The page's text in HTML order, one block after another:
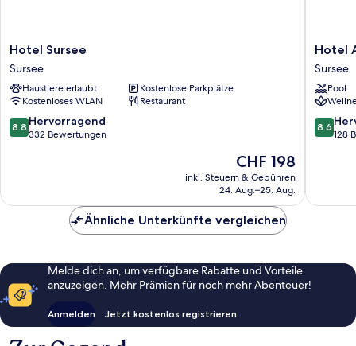
Hotel
Sursee
Sursee
Hotel Sursee
Sursee
Haustiere erlaubt
Kostenlose Parkplätze
Kostenloses WLAN
Restaurant
8.8
von
8.8 Hervorragend
332 Bewertungen
Der
Preis
beträgt
CHF 198
inkl. Steuern & Gebühren
24. Aug.–25. Aug.
Hotel
Aquafit
Sursee
Hotel
Sursee
Pool
8.6
von
8.6
128
Ähnliche Unterkünfte vergleichen
Melde dich an, um verfügbare Rabatte und Vorteile
anzuzeigen. Mehr Prämien für noch mehr Abenteuer!
Anmelden Jetzt kostenlos registrieren